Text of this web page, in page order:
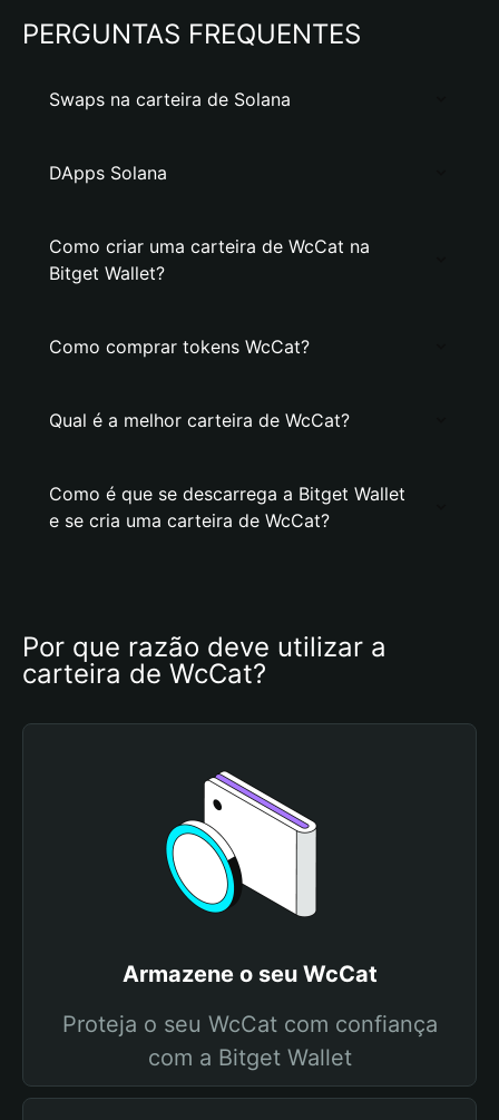
PERGUNTAS FREQUENTES
Swaps na carteira de Solana
DApps Solana
Como criar uma carteira de WcCat na
Bitget Wallet?
Como comprar tokens WcCat?
Qual é a melhor carteira de WcCat?
Como é que se descarrega a Bitget Wallet
e se cria uma carteira de WcCat?
Por que razão deve utilizar a
carteira de WcCat?
Armazene o seu WcCat
Proteja o seu WcCat com confiança
com a Bitget Wallet